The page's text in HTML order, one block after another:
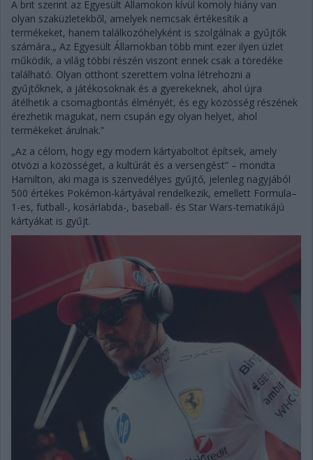
A brit szerint az Egyesült Államokon kívül komoly hiány van
olyan szaküzletekből, amelyek nemcsak értékesítik a
termékeket, hanem találkozóhelyként is szolgálnak a gyűjtők
számára.„ Az Egyesült Államokban több mint ezer ilyen üzlet
működik, a világ többi részén viszont ennek csak a töredéke
található. Olyan otthont szerettem volna létrehozni a
gyűjtőknek, a játékosoknak és a gyerekeknek, ahol újra
átélhetik a csomagbontás élményét, és egy közösség részének
érezhetik magukat, nem csupán egy olyan helyet, ahol
termékeket árulnak.”
„Az a célom, hogy egy modern kártyaboltot építsek, amely
ötvözi a közösséget, a kultúrát és a versengést” – mondta
Hamilton, aki maga is szenvedélyes gyűjtő, jelenleg nagyjából
500 értékes Pokémon-kártyával rendelkezik, emellett Formula–
1-es, futball-, kosárlabda-, baseball- és Star Wars-tematikájú
kártyákat is gyűjt.